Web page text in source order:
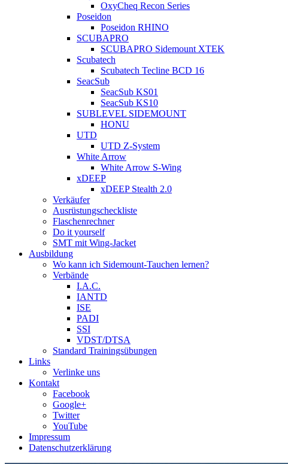
OxyCheq Recon Series
Poseidon
Poseidon RHINO
SCUBAPRO
SCUBAPRO Sidemount XTEK
Scubatech
Scubatech Tecline BCD 16
SeacSub
SeacSub KS01
SeacSub KS10
SUBLEVEL SIDEMOUNT
HONU
UTD
UTD Z-System
White Arrow
White Arrow S-Wing
xDEEP
xDEEP Stealth 2.0
Verkäufer
Ausrüstungscheckliste
Flaschenrechner
Do it yourself
SMT mit Wing-Jacket
Ausbildung
Wo kann ich Sidemount-Tauchen lernen?
Verbände
I.A.C.
IANTD
ISE
PADI
SSI
VDST/DTSA
Standard Trainingsübungen
Links
Verlinke uns
Kontakt
Facebook
Google+
Twitter
YouTube
Impressum
Datenschutzerklärung